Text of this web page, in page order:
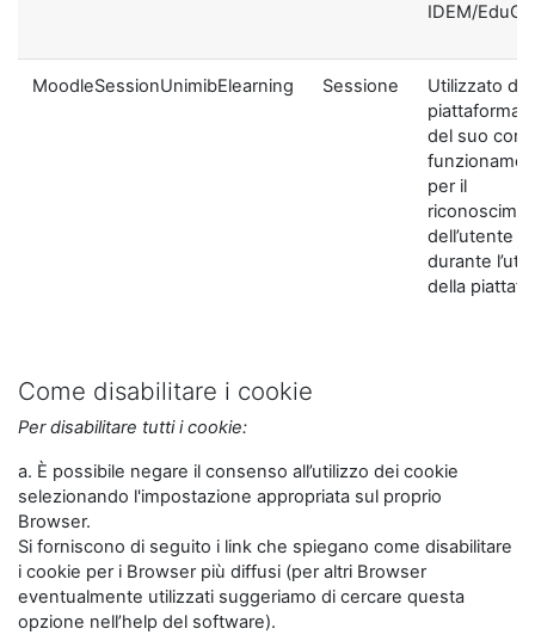
IDEM/
MoodleSessionUnimibElearning Sessione
Utilizzato
piattaforma
del suo
per il
dell’utente
durante
della
Come disabilitare i cookie
Per disabilitare tutti i cookie:
a. È possibile negare il consenso all’utilizzo dei cookie
selezionando l'impostazione appropriata sul proprio
Browser.
Si forniscono di seguito i link che spiegano come disabilitare
i cookie per i Browser più diffusi (per altri Browser
eventualmente utilizzati suggeriamo di cercare questa
opzione nell’help del software).